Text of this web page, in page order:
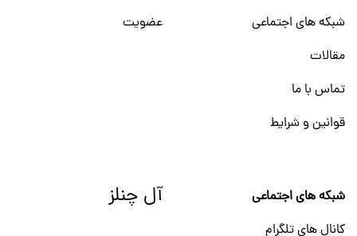
شبکه های اجتماعی
مقالات
تماس با ما
قوانین و شرایط
عضویت
شبکه های اجتماعی
کانال های تلگرام
آل چنلز